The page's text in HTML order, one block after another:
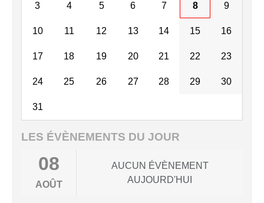
3 4 5 6 7 8 9
10 11 12 13 14 15 16
17 18 19 20 21 22 23
24 25 26 27 28 29 30
31
LES ÉVÈNEMENTS DU JOUR
08
AOÛT
AUCUN ÉVÈNEMENT
AUJOURD'HUI